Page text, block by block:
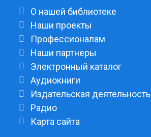
О нашей библиотеке
Наши проекты
Профессионалам
Наши партнеры
Электронный каталог
Аудиокниги
Издательская деятельность
Радио
Карта сайта